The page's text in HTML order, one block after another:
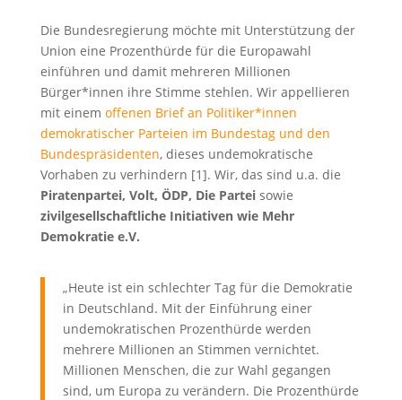
Die Bundesregierung möchte mit Unterstützung der
Union eine Prozenthürde für die Europawahl
einführen und damit mehreren Millionen
Bürger*innen ihre Stimme stehlen. Wir appellieren
mit einem offenen Brief an Politiker*innen
demokratischer Parteien im Bundestag und den
Bundespräsidenten, dieses undemokratische
Vorhaben zu verhindern [1]. Wir, das sind u.a. die
Piratenpartei, Volt, ÖDP, Die Parteisowie
zivilgesellschaftliche Initiativen wie Mehr
Demokratie e.V.
„Heute ist ein schlechter Tag für die Demokratie
in Deutschland. Mit der Einführung einer
undemokratischen Prozenthürde werden
mehrere Millionen an Stimmen vernichtet.
Millionen Menschen, die zur Wahl gegangen
sind, um Europa zu verändern. Die Prozenthürde